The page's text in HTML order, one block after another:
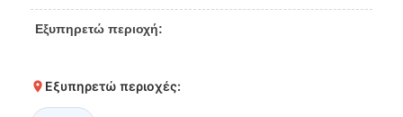
Εξυπηρετώ περιοχή:
Εξυπηρετώ περιοχές: